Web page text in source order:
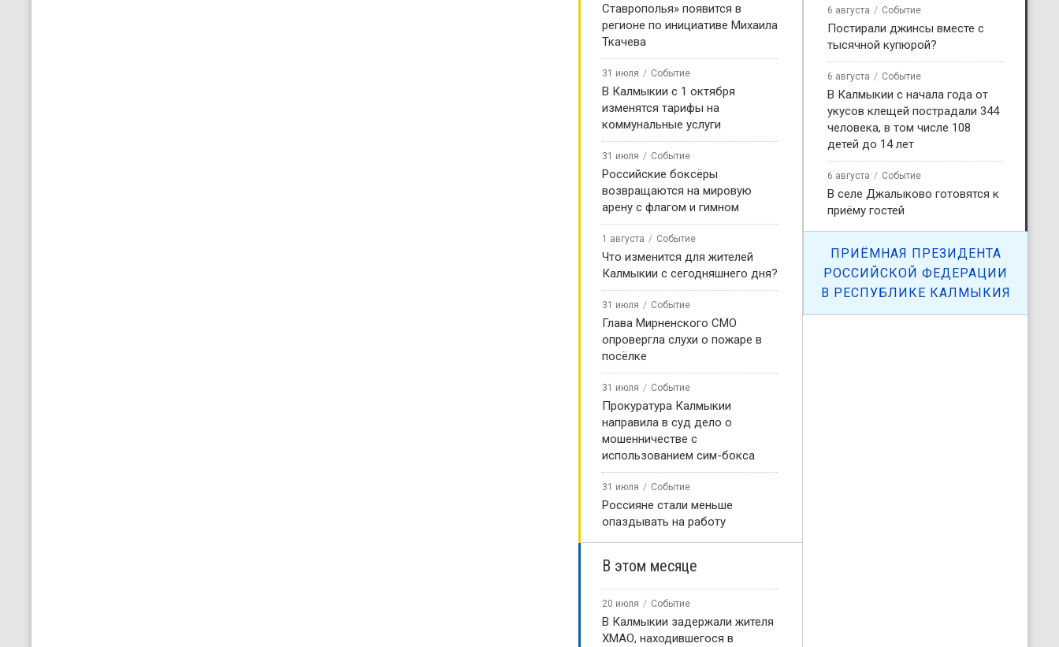
Ставрополья» появится в
регионе по инициативе Михаила
Ткачева
31 июля Событие
В Калмыкии с 1 октября
изменятся тарифы на
коммунальные услуги
31 июля Событие
Российские боксёры
возвращаются на мировую
арену с флагом и гимном
1 августа Событие
Что изменится для жителей
Калмыкии с сегодняшнего дня?
31 июля Событие
Глава Мирненского СМО
опровергла слухи о пожаре в
посёлке
31 июля Событие
Прокуратура Калмыкии
направила в суд дело о
мошенничестве с
использованием сим-бокса
31 июля Событие
Россияне стали меньше
опаздывать на работу
В этом месяце
20 июля Событие
В Калмыкии задержали жителя
ХМАО, находившегося в
6 августа Событие
Постирали джинсы вместе с
тысячной купюрой?
6 августа Событие
В Калмыкии с начала года от
укусов клещей пострадали 344
человека, в том числе 108
детей до 14 лет
6 августа Событие
В селе Джалыково готовятся к
приёму гостей
ПРИЁМНАЯ ПРЕЗИДЕНТА
РОССИЙСКОЙ ФЕДЕРАЦИИ
В РЕСПУБЛИКЕ КАЛМЫКИЯ